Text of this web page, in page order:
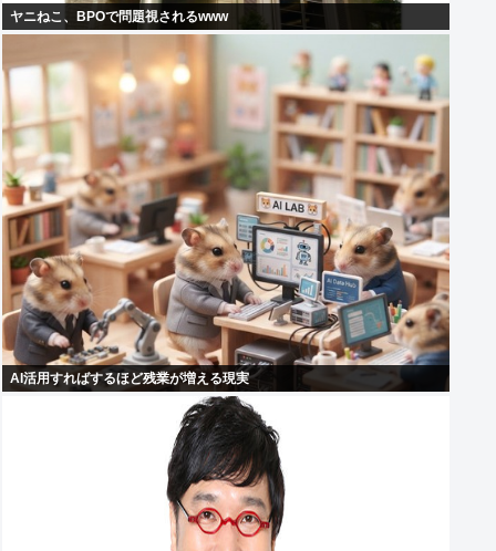
ヤニねこ、BPOで問題視されるwww
AI活用すればするほど残業が増える現実